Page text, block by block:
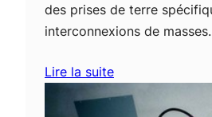
des prises de terre
interconnexions de
Lire la suite